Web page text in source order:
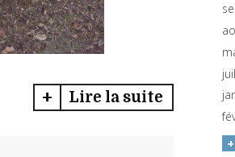
Lire la suite